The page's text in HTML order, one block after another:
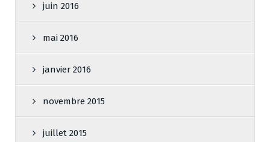
juin 2016
mai 2016
janvier 2016
novembre 2015
juillet 2015